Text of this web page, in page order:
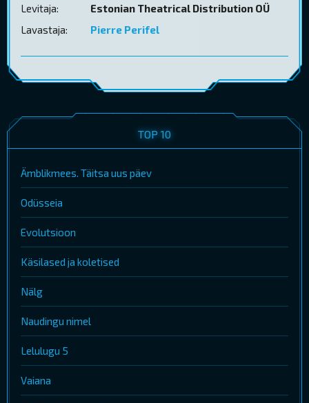
Levitaja:
Estonian Theatrical Distribution OÜ
Lavastaja:
Pierre Perifel
TOP 10
Ämblikmees. Täitsa uus päev
Odüsseia
Evolutsioon
Käsilased ja koletised
Nälg
Naudingu nimel
Lelulugu 5
Vaiana